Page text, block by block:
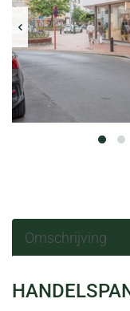
Omschrijving